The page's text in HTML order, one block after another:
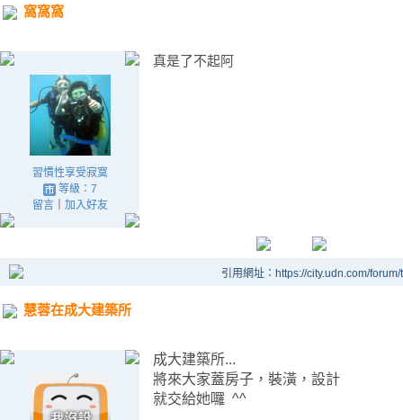
窩窩窩
習慣性享受寂寞
等級：7
留言｜ 加入好友
真是了不起阿
引用網址：https://city.udn.com/
慧蓉在成大建築所
成大建築所...
將來大家蓋房子，裝潢，設計
就交給她囉 ^^